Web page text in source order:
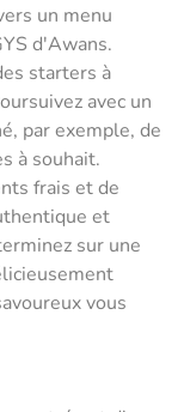
un menu
d'Awans.
starters à
avec un
par exemple, de
à souhait.
frais et de
et
sur une
vous